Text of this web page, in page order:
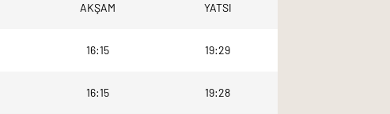
AKŞAM YATSI
16:15 19:29
16:15 19:28